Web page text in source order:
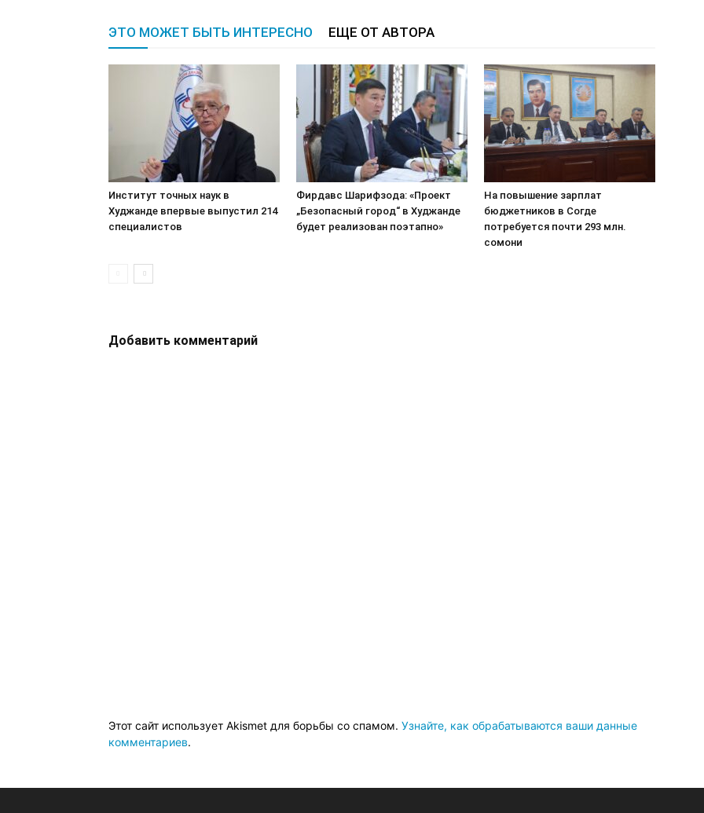
ЭТО МОЖЕТ БЫТЬ ИНТЕРЕСНО ЕЩЕ ОТ АВТОРА
Институт точных наук в
Худжанде впервые выпустил 214
специалистов
Фирдавс Шарифзода: «Проект
„Безопасный город“ в Худжанде
будет реализован поэтапно»
На повышение зарплат
бюджетников в Согде
потребуется почти 293 млн.
сомони
Добавить комментарий
Этот сайт использует Akismet для борьбы со спамом. Узнайте, как обрабатываются ваши данные
комментариев.